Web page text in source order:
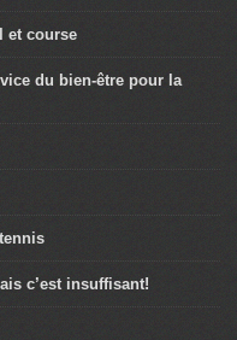
et course
du bien-être pour la
c’est insuffisant!